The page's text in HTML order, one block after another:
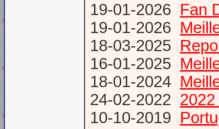
19-01-2026 Fan
19-01-2026
18-03-2025
16-01-2025
18-01-2024
24-02-2022
10-10-2019